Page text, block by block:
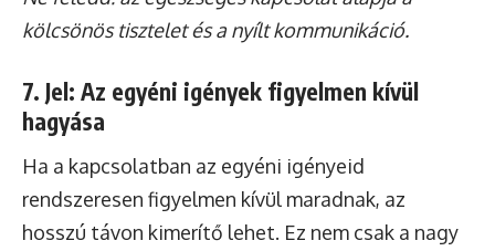
kölcsönös tisztelet és a nyílt kommunikáció.
7. Jel: Az egyéni igények figyelmen kívül
hagyása
Ha a kapcsolatban az egyéni igényeid
rendszeresen figyelmen kívül maradnak, az
hosszú távon kimerítő lehet. Ez nem csak a nagy